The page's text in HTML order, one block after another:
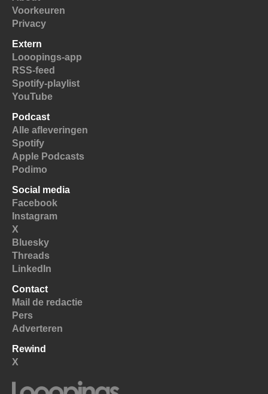
Voorkeuren
Privacy
Extern
Looopings-app
RSS-feed
Spotify-playlist
YouTube
Podcast
Alle afleveringen
Spotify
Apple Podcasts
Podimo
Social media
Facebook
Instagram
X
Bluesky
Threads
LinkedIn
Contact
Mail de redactie
Pers
Adverteren
Rewind
X